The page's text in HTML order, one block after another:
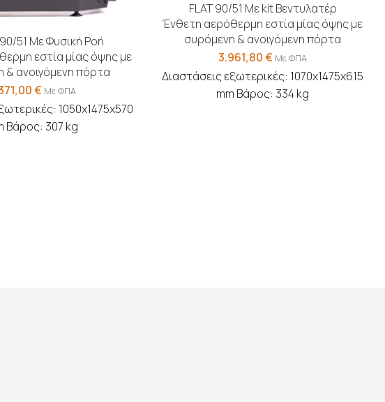
90/51 Με Φυσική Ροή
εστία μίας όψης με
& ανοιγόμενη πόρτα
€ Με ΦΠΑ
1050x1475x570
Βάρος: 307 kg
FLAT 90/51 Με kit Βεντυλατέρ
Ένθετη αερόθερμη εστία μίας όψης με
συρόμενη & ανοιγόμενη πόρτα
3.961,80€ Με ΦΠΑ
Διαστάσεις εξωτερικές: 1070x1475x615
mm Βάρος: 334 kg